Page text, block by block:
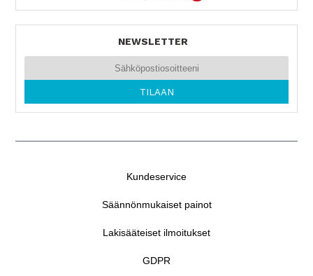
NEWSLETTER
Kundeservice
Säännönmukaiset painot
Lakisääteiset ilmoitukset
GDPR